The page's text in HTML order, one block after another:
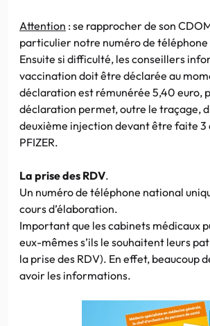
Attention : se rapprocher de son
particulier notre numéro de
Ensuite si difficulté, les conseillers
vaccination doit être déclarée au
déclaration est rémunérée 5,40 euro,
déclaration permet, outre le traçage,
deuxième injection devant être faite 3
PFIZER.
La prise des RDV.
Un numéro de téléphone national
cours d’élaboration.
Important que les cabinets médicaux
eux-mêmes s’ils le souhaitent leurs
la prise des RDV). En effet, beaucoup
avoir les informations.